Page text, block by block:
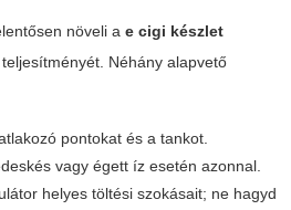
növeli a e cigi készlet
Néhány alapvető
pontokat és a tankot.
vagy égett íz esetén azonnal.
helyes töltési szokásait; ne hagyd